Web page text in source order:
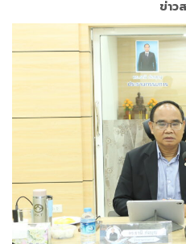
วันที่ 6 สิงหาคม 2569สหกร
สกลนคร จำกัด จัดประชุมคณะ
ครั้งที่ 7 โดย ดร.ธานี ก่อบุญ ปร
การประชุม พร้อมด้วย นางสา
ฝ่ายจัดการ เข้าร่วมประชุม
ทรัพย์สาธารณสุขสกลนคร จำ